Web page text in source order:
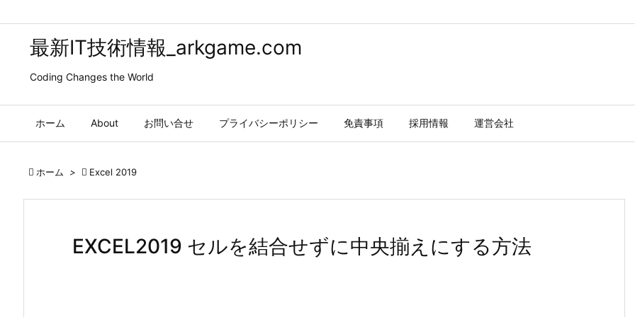
最新IT技術情報_arkgame.com
Coding Changes the World
ホーム About お問い合せ プライバシーポリシー 免責事項 採用情報 運営会社
 ホーム >  Excel 2019
EXCEL2019 セルを結合せずに中央揃えにする方法